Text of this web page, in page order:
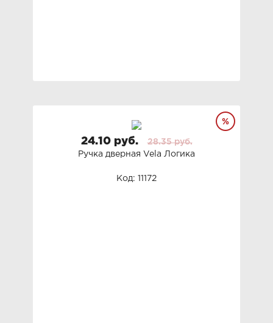
24.10 руб.
28.35 руб.
Ручка дверная Vela Логика
Код: 11172